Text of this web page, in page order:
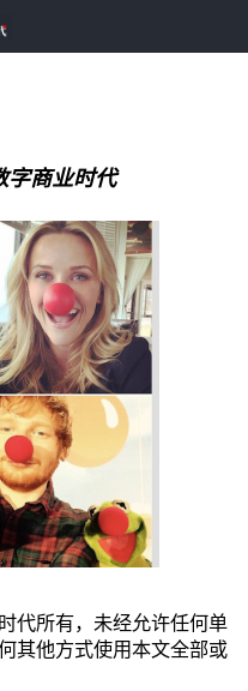
字商业时代
代所有，未经允许任何单
其他方式使用本文全部或